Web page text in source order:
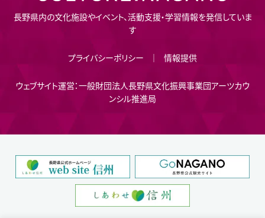
長野県内の文化施設やイベント、活動支援・学習情報を発信していま
す
プライバシーポリシー 情報提供
ウェブサイト運営：一般財団法人長野県文化振興事業団アーツカウ
ンシル推進局